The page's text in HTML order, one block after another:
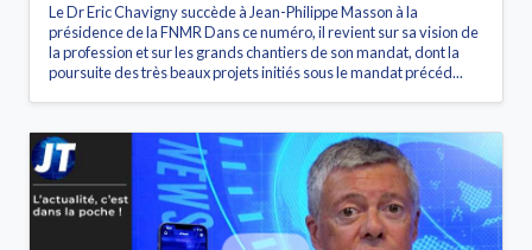
Le Dr Eric Chavigny succède à Jean-Philippe Masson à la
présidence de la FNMR Dans ce numéro, il revient sur sa vision de
la profession et sur les grands chantiers de son mandat, dont la
poursuite des très beaux projets initiés sous le mandat précéd...